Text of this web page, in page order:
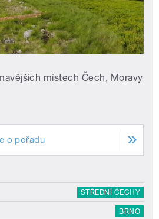
místech Čech, Moravy
o pořadu
STŘEDNÍ ČECHY
BRNO